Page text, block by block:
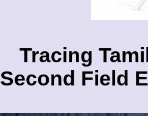
Tracing
Second Field